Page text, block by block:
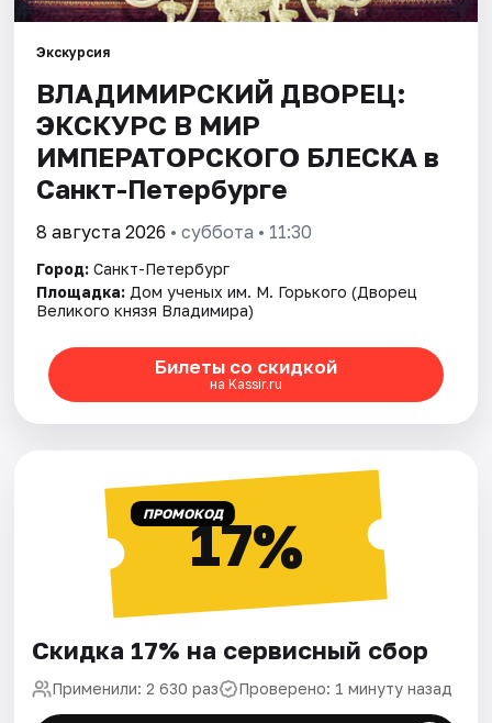
События
Города
Площадки
Артисты
Рейтинги
Экскурсия
ВЛАДИМИРСКИЙ ДВОРЕЦ:
ЭКСКУРС В МИР
ИМПЕРАТОРСКОГО БЛЕСКА в
Санкт-Петербурге
8 августа 2026 • суббота • 11:30
Город: Санкт-Петербург
Площадка: Дом ученых им. М. Горького (Дворец
Великого князя Владимира)
Билеты со скидкой
на Kassir.ru
ПРОМОКОД17%
Скидка 17% на сервисный сбор
Применили: 2 630 раз Проверено: 1 минуту назад